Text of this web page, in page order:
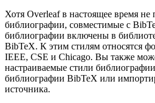
Хотя Overleaf в настоящее время не
библиографии, совместимые с
библиографии включены в
BibTeX. К этим стилям относятся
IEEE, CSE и Chicago. Вы также
настраиваемые стили
библиографии BibTeX или
источника.